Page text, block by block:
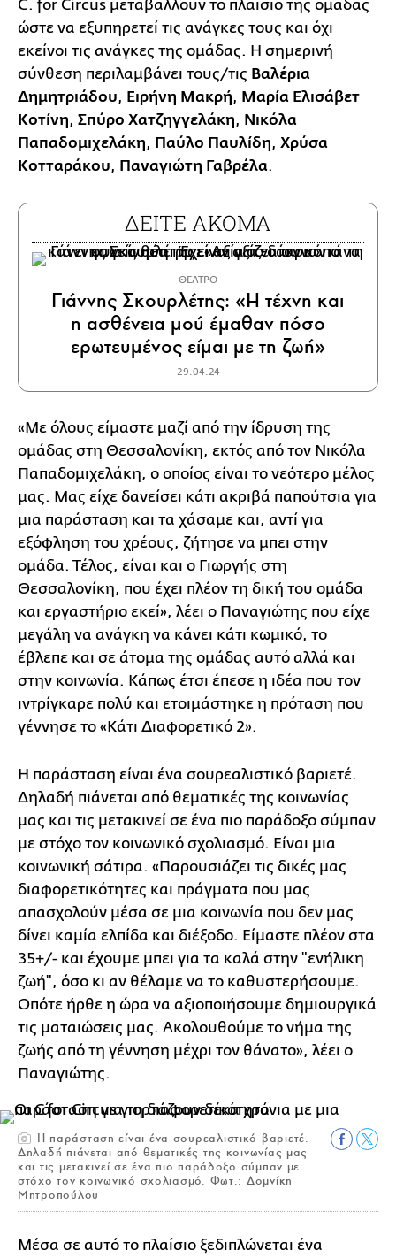
C. for Circus μεταβάλλουν το πλαίσιο της ομάδας
ώστε να εξυπηρετεί τις ανάγκες τους και όχι
εκείνοι τις ανάγκες της ομάδας. Η σημερινή
σύνθεση περιλαμβάνει τους/τις Βαλέρια
Δημητριάδου, Ειρήνη Μακρή, Μαρία Ελισάβετ
Κοτίνη, Σπύρο Χατζηγγελάκη, Νικόλα
Παπαδομιχελάκη, Παύλο Παυλίδη, Χρύσα
Κοτταράκου, Παναγιώτη Γαβρέλα.
ΔΕΙΤΕ ΑΚΟΜΑ
ΘΕΑΤΡΟ
Γιάννης Σκουρλέτης: «Η τέχνη και
η ασθένεια μού έμαθαν πόσο
ερωτευμένος είμαι με τη ζωή»
29.04.24
«Με όλους είμαστε μαζί από την ίδρυση της
ομάδας στη Θεσσαλονίκη, εκτός από τον Νικόλα
Παπαδομιχελάκη, ο οποίος είναι το νεότερο μέλος
μας. Μας είχε δανείσει κάτι ακριβά παπούτσια για
μια παράσταση και τα χάσαμε και, αντί για
εξόφληση του χρέους, ζήτησε να μπει στην
ομάδα. Τέλος, είναι και ο Γιωργής στη
Θεσσαλονίκη, που έχει πλέον τη δική του ομάδα
και εργαστήριο εκεί», λέει ο Παναγιώτης που είχε
μεγάλη να ανάγκη να κάνει κάτι κωμικό, το
έβλεπε και σε άτομα της ομάδας αυτό αλλά και
στην κοινωνία. Κάπως έτσι έπεσε η ιδέα που τον
ιντρίγκαρε πολύ και ετοιμάστηκε η πρόταση που
γέννησε το «Κάτι Διαφορετικό 2».
Η παράσταση είναι ένα σουρεαλιστικό βαριετέ.
Δηλαδή πιάνεται από θεματικές της κοινωνίας
μας και τις μετακινεί σε ένα πιο παράδοξο σύμπαν
με στόχο τον κοινωνικό σχολιασμό. Είναι μια
κοινωνική σάτιρα. «Παρουσιάζει τις δικές μας
διαφορετικότητες και πράγματα που μας
απασχολούν μέσα σε μια κοινωνία που δεν μας
δίνει καμία ελπίδα και διέξοδο. Είμαστε πλέον στα
35+/- και έχουμε μπει για τα καλά στην "ενήλικη
ζωή", όσο κι αν θέλαμε να το καθυστερήσουμε.
Οπότε ήρθε η ώρα να αξιοποιήσουμε δημιουργικά
τις ματαιώσεις μας. Ακολουθούμε το νήμα της
ζωής από τη γέννηση μέχρι τον θάνατο», λέει ο
Παναγιώτης.
Η παράσταση είναι ένα σουρεαλιστικό βαριετέ.
Δηλαδή πιάνεται από θεματικές της κοινωνίας μας
και τις μετακινεί σε ένα πιο παράδοξο σύμπαν με
στόχο τον κοινωνικό σχολιασμό. Φωτ.: Δομνίκη
Μητροπούλου
Μέσα σε αυτό το πλαίσιο ξεδιπλώνεται ένα